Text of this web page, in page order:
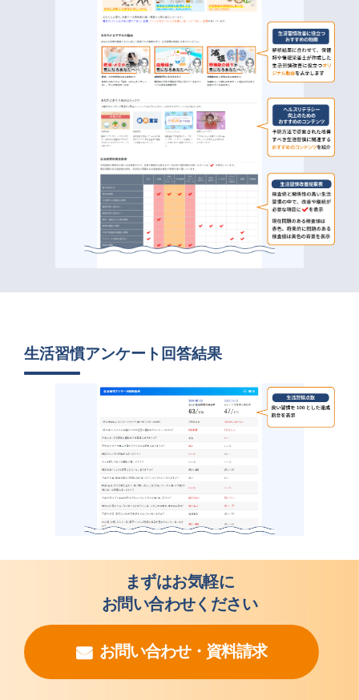
生活習慣アンケート回答結果
まずはお気軽に
お問い合わせください
お問い合わせ・資料請求